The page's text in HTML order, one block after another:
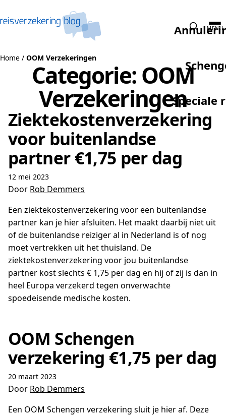
Speciale
MENU
Home / OOM Verzekeringen
Categorie: OOM
Verzekeringen
Ziektekostenverzekering
voor buitenlandse
partner €1,75 per dag
12 mei 2023
Door Rob Demmers
Een ziektekostenverzekering voor een buitenlandse
partner kan je hier afsluiten. Het maakt daarbij niet uit
of de buitenlandse reiziger al in Nederland is of nog
moet vertrekken uit het thuisland. De
ziektekostenverzekering voor jou buitenlandse
partner kost slechts € 1,75 per dag en hij of zij is dan in
heel Europa verzekerd tegen onverwachte
spoedeisende medische kosten.
OOM Schengen
verzekering €1,75 per dag
20 maart 2023
Door Rob Demmers
Een OOM Schengen verzekering sluit je hier af. Deze